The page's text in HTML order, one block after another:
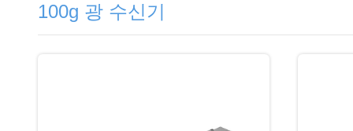
100g 광 수신기